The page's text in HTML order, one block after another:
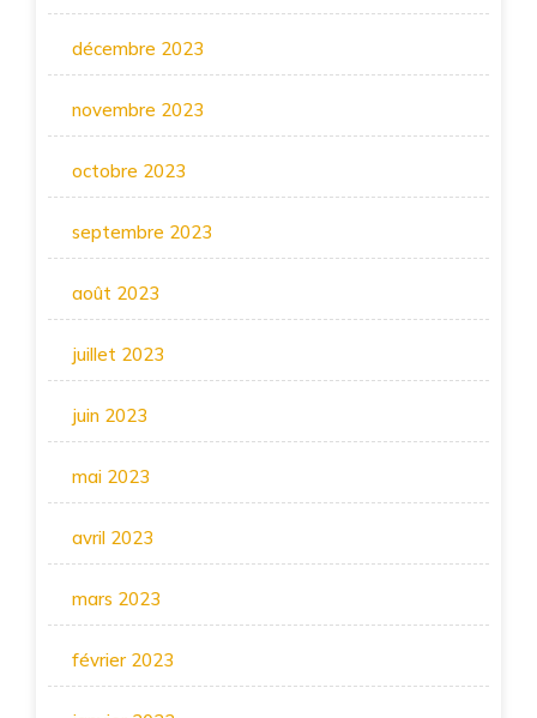
décembre 2023
novembre 2023
octobre 2023
septembre 2023
août 2023
juillet 2023
juin 2023
mai 2023
avril 2023
mars 2023
février 2023